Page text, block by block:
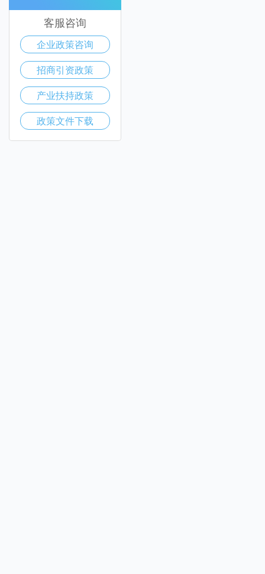
客服咨询
企业政策咨询
招商引资政策
产业扶持政策
政策文件下载